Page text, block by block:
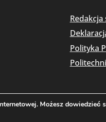
Polityka
© 2026 Politechnika
Możesz dowiedzieć